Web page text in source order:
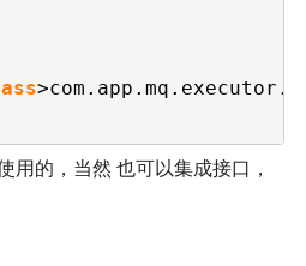
的，当然 也可以集成接口，